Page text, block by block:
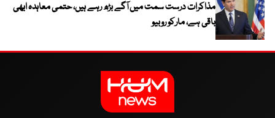
مذاکرات درست سمت میں آگے بڑھ رہے ہیں، حتمی معاہدہ ابھی
باقی ہے، مارکو روبیو